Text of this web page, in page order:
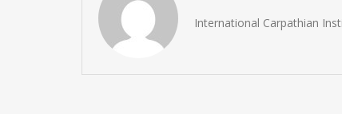
International Carpathian